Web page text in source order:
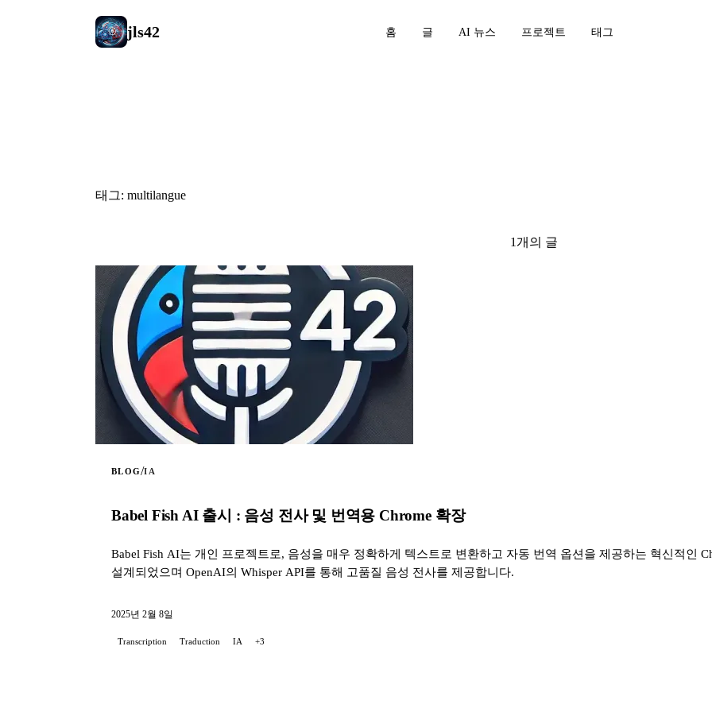
jls42 홈 글 AI 뉴스 프로젝트 태그
태그: multilangue
1개의 글
BLOG/IA
Babel Fish AI 출시 : 음성 전사 및 번역용 Chrome 확장
Babel Fish AI는 개인 프로젝트로, 음성을 매우 정확하게 텍스트로 변환하고 자동 번역 옵션을 제공하는 혁신적인
설계되었으며 OpenAI의 Whisper API를 통해 고품질 음성 전사를 제공합니다.
2025년 2월 8일
Transcription Traduction IA +3